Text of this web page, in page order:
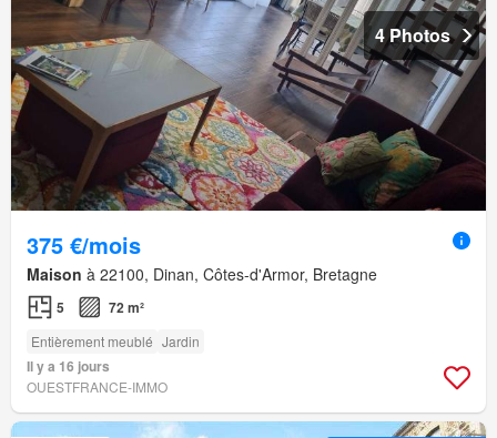
4 Photos
375 €/mois
Maison à 22100, Dinan, Côtes-d'Armor, Bretagne
5 72 m²
Entièrement meublé Jardin
Il y a 16 jours
OUESTFRANCE-IMMO